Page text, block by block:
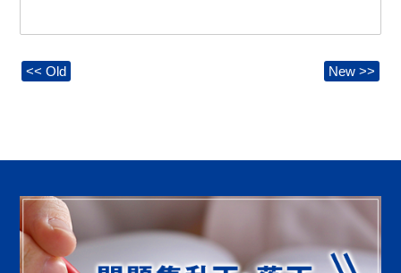
<< Old New >>